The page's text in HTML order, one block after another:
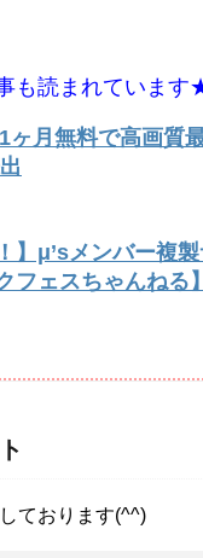
も読まれています
ヶ月無料で高画質
】μ’sメンバー複
フェスちゃんねる】
ております(^^)